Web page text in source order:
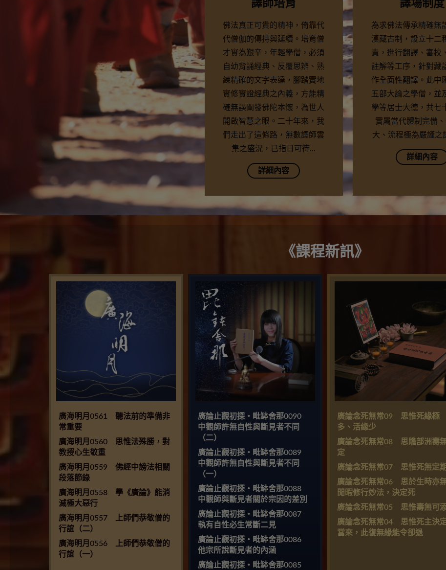
譯師培育
佛法真正可貴的精神，倚靠代
代僧伽的傳持與延續。培育僧
才實為艱辛，年輕學僧，必須
自幼背誦經典、反覆思辨、熟
練精確的文字表達，腳踏實地
實修實證經典之內義，方能精
確無誤闡發佛陀本懷，為世人
開啟智慧之眼。二十年來，我
們走出了這條路，無數譯師雲
集之盛況，已指日可待...
詳細內容
譯場制度
為求佛法傳承精確無
漢藏古制，設立十二
責，進行翻譯、審校
註解等工序，針對藏
作全面性翻譯。此中
五部大論之學僧，並
學等居士大德，共七
實屬當代體制完備
大、流程極為嚴謹之
詳細內容
《課程新訊》
廣海明月0561 聽法前的準備非
常重要
廣海明月0560 思惟法殊勝，對
教授心生敬重
廣海明月0559 佛經中謗法相關
段落節錄
廣海明月0558 學《廣論》能消
滅極大惡行
廣海明月0557 上師們恭敬僧的
行誼（二）
廣海明月0556 上師們恭敬僧的
行誼（一）
廣論止觀初探・毗缽舍那0090
中觀師許無自性與斷見者不同
（二）
廣論止觀初探・毗缽舍那0089
中觀師許無自性與斷見者不同
（一）
廣論止觀初探・毗缽舍那0088
中觀師與斷見者關於宗因的差別
廣論止觀初探・毗缽舍那0087
執有自性必生常斷二見
廣論止觀初探・毗缽舍那0086
他宗所說斷見者的內涵
廣論止觀初探・毗缽舍那0085
廣論念死無常09 思惟死緣極
多、活緣少
廣論念死無常08 思贍部洲壽
定
廣論念死無常07 思惟死無定期
廣論念死無常06 思於生時亦
閒暇修行妙法，決定死
廣論念死無常05 思惟壽無可
廣論念死無常04 思惟死主決
當來，此復無緣能令卻退